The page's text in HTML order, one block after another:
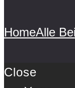
HomeAlle
Close